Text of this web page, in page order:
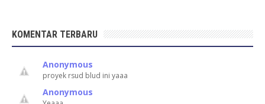
KOMENTAR TERBARU
Anonymous
proyek rsud blud ini yaaa
Anonymous